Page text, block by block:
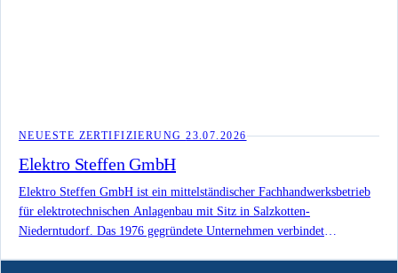
NEUESTE ZERTIFIZIERUNG23.07.2026
Elektro Steffen GmbH
Elektro Steffen GmbH ist ein mittelständischer Fachhandwerksbetrieb
für elektrotechnischen Anlagenbau mit Sitz in Salzkotten-
Niederntudorf. Das 1976 gegründete Unternehmen verbindet